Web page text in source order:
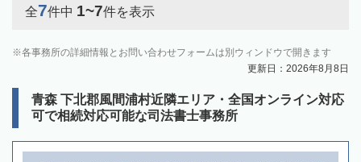
全7件中 1~7件を表示
各事務所の詳細情報とお問い合わせフォームは別ウィンドウで開きます
更新日：2026年8月8日
青森 下北郡風間浦村近隣エリア・全国オンライン対応
可で相続対応可能な司法書士事務所